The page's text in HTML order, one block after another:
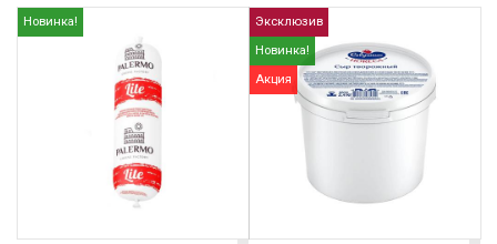
Новинка!
Эксклюзив
Новинка!
Акция